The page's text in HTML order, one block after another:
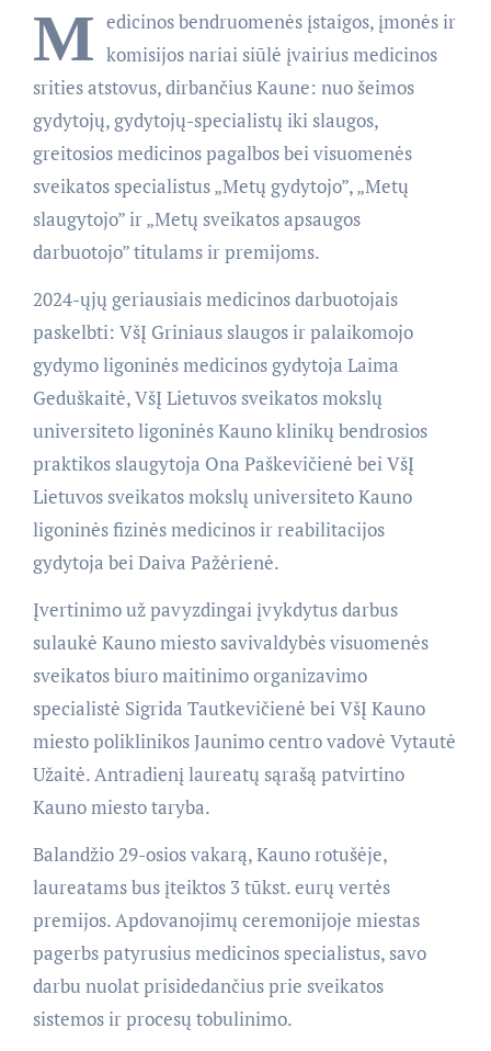
M edicinos bendruomenės įstaigos, įmonės ir
komisijos nariai siūlė įvairius medicinos
srities atstovus, dirbančius Kaune: nuo šeimos
gydytojų, gydytojų-specialistų iki slaugos,
greitosios medicinos pagalbos bei visuomenės
sveikatos specialistus „Metų gydytojo”, „Metų
slaugytojo” ir „Metų sveikatos apsaugos
darbuotojo” titulams ir premijoms.
2024-ųjų geriausiais medicinos darbuotojais
paskelbti: VšĮ Griniaus slaugos ir palaikomojo
gydymo ligoninės medicinos gydytoja Laima
Geduškaitė, VšĮ Lietuvos sveikatos mokslų
universiteto ligoninės Kauno klinikų bendrosios
praktikos slaugytoja Ona Paškevičienė bei VšĮ
Lietuvos sveikatos mokslų universiteto Kauno
ligoninės fizinės medicinos ir reabilitacijos
gydytoja bei Daiva Pažėrienė.
Įvertinimo už pavyzdingai įvykdytus darbus
sulaukė Kauno miesto savivaldybės visuomenės
sveikatos biuro maitinimo organizavimo
specialistė Sigrida Tautkevičienė bei VšĮ Kauno
miesto poliklinikos Jaunimo centro vadovė Vytautė
Užaitė. Antradienį laureatų sąrašą patvirtino
Kauno miesto taryba.
Balandžio 29-osios vakarą, Kauno rotušėje,
laureatams bus įteiktos 3 tūkst. eurų vertės
premijos. Apdovanojimų ceremonijoje miestas
pagerbs patyrusius medicinos specialistus, savo
darbu nuolat prisidedančius prie sveikatos
sistemos ir procesų tobulinimo.